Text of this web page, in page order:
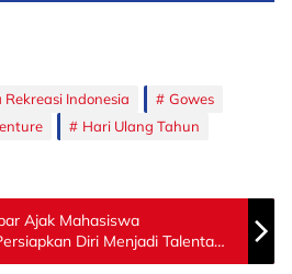
Rekreasi Indonesia
Gowes
Hari Ulang Tahun
Ajak Mahasiswa
Diri Menjadi Talenta
Emas 2045